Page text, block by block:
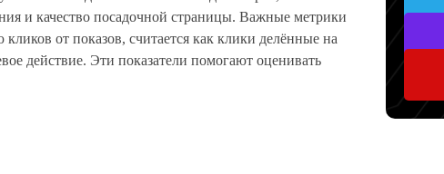
и качество посадочной страницы. Важные метрики
от показов, считается как клики делённые на
действие. Эти показатели помогают оценивать